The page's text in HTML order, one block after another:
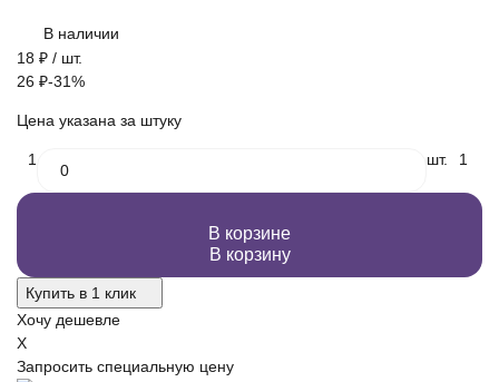
В наличии
18 ₽ / шт.
26 ₽-31%
Цена указана за штуку
1 шт. 1
В корзине
В корзину
Купить в 1 клик
Хочу дешевле
X
Запросить специальную цену